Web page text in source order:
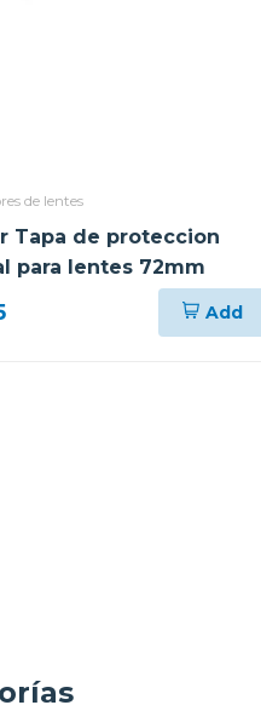
de lentes
Tapa de proteccion
para lentes 72mm
Add